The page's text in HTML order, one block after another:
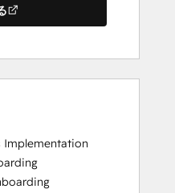
Implementation